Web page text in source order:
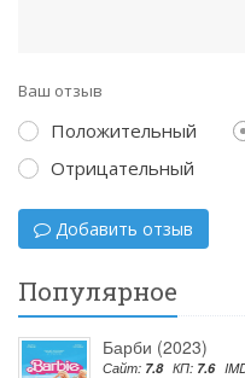
Ваш отзыв
Положительный
Отрицательный
Добавить отзыв
Популярное
Барби (2023)
Сайт: 7.8 КП: 7.6